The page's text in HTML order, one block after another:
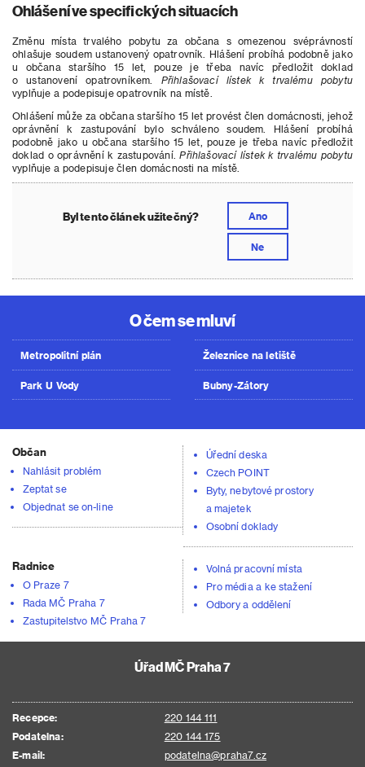
Ohlášení ve specifických situacích
Změnu místa trvalého pobytu za občana s omezenou svéprávností
ohlašuje soudem ustanovený opatrovník. Hlášení probíhá podobně jako
u občana staršího 15 let, pouze je třeba navíc předložit doklad
o ustanovení opatrovníkem. Přihlašovací lístek k trvalému pobytu
vyplňuje a podepisuje opatrovník na místě.
Ohlášení může za občana staršího 15 let provést člen domácnosti, jehož
oprávnění k zastupování bylo schváleno soudem. Hlášení probíhá
podobně jako u občana staršího 15 let, pouze je třeba navíc předložit
doklad o oprávnění k zastupování.Přihlašovací lístek k trvalému pobytu
vyplňuje a podepisuje člen domácnosti na místě.
Byl tento článek užitečný? Ano
Ne
O čem se mluví
Metropolitní plán
Park U Vody
Železnice na letiště
Bubny-Zátory
Občan
Nahlásit problém
Zeptat se
Objednat se on-line
Úřední deska
Czech POINT
Byty, nebytové prostory
a majetek
Osobní doklady
Radnice
O Praze 7
Rada MČ Praha 7
Zastupitelstvo MČ Praha 7
Volná pracovní místa
Pro média a ke stažení
Odbory a oddělení
Úřad MČ Praha 7
Recepce:
220 144 111
Podatelna:
220 144 175
E-mail:
podatelna@praha7.cz